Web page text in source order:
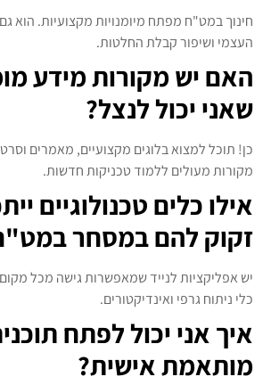
חינוך במט"ח מפתח מיומנויות מקצועיות. הוא
העצמי ושיפור קבלת החלטות.
האם יש מקורות מידע
שאני יכול לנצל?
כן! תוכל למצוא בלוגים מקצועיים, מאמרים
מקורות מעולים ללמוד טכניקות חדשות.
אילו כלים טכנולוגיים
זקוק להם במסחר
יש אפליקציות לנייד שמאפשרות גישה מכל
כלי ניתוח גרפי ואינדיקטורים.
איך אני יכול לפתח
מותאמת אישית?